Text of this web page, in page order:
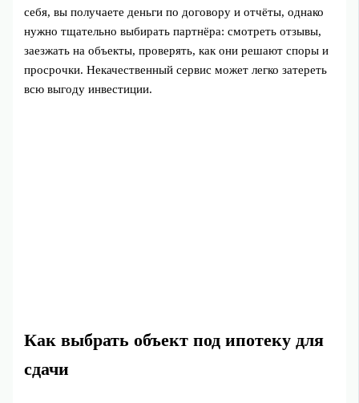
себя, вы получаете деньги по договору и отчёты, однако
нужно тщательно выбирать партнёра: смотреть отзывы,
заезжать на объекты, проверять, как они решают споры и
просрочки. Некачественный сервис может легко затереть
всю выгоду инвестиции.
Как выбрать объект под ипотеку для
сдачи